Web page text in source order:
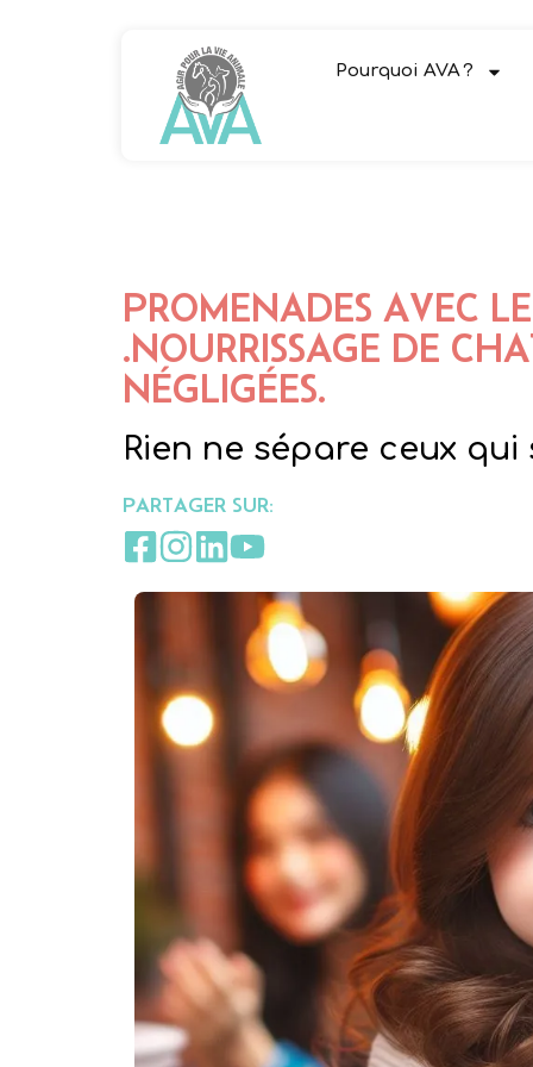
Pourquoi AVA ?
PROMENADES AVEC
.NOURRISSAGE DE
NÉGLIGÉES.
Rien ne sépare ceux qui
PARTAGER SUR: